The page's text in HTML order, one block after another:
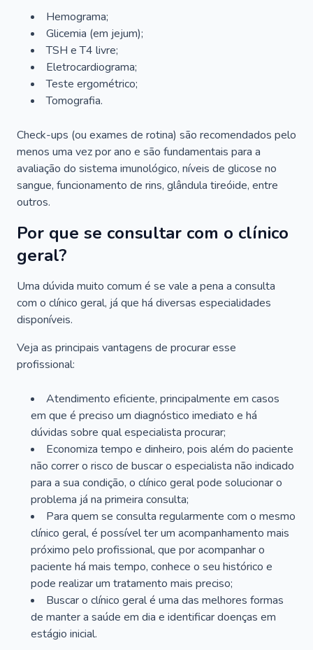
Hemograma;
Glicemia (em jejum);
TSH e T4 livre;
Eletrocardiograma;
Teste ergométrico;
Tomografia.
Check-ups (ou exames de rotina) são recomendados pelo
menos uma vez por ano e são fundamentais para a
avaliação do sistema imunológico, níveis de glicose no
sangue, funcionamento de rins, glândula tireóide, entre
outros.
Por que se consultar com o clínico
geral?
Uma dúvida muito comum é se vale a pena a consulta
com o clínico geral, já que há diversas especialidades
disponíveis.
Veja as principais vantagens de procurar esse
profissional:
Atendimento eficiente, principalmente em casos
em que é preciso um diagnóstico imediato e há
dúvidas sobre qual especialista procurar;
Economiza tempo e dinheiro, pois além do paciente
não correr o risco de buscar o especialista não indicado
para a sua condição, o clínico geral pode solucionar o
problema já na primeira consulta;
Para quem se consulta regularmente com o mesmo
clínico geral, é possível ter um acompanhamento mais
próximo pelo profissional, que por acompanhar o
paciente há mais tempo, conhece o seu histórico e
pode realizar um tratamento mais preciso;
Buscar o clínico geral é uma das melhores formas
de manter a saúde em dia e identificar doenças em
estágio inicial.